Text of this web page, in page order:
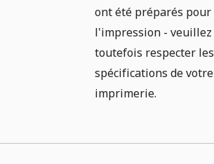
ont été préparés pour
l'impression - veuillez
toutefois respecter les
spécifications de votre
imprimerie.